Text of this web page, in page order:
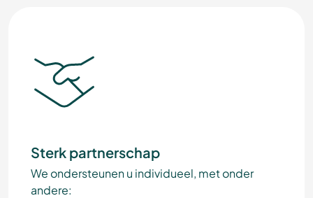
Sterk partnerschap
We ondersteunen u individueel, met onder
andere: